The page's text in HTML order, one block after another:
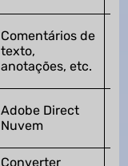
Comentários de
texto,
anotações, etc.
Adobe Direct
Nuvem
Converter